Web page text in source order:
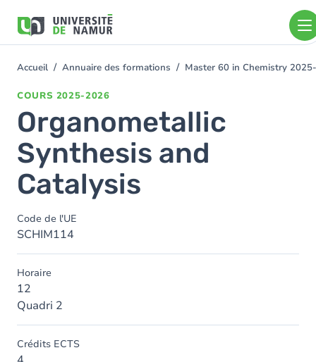
contenu
You
Accueil Annuaire des formations Master 60 in Chemistry
COURS 2025-2026
Organometallic
Synthesis and
Catalysis
Code de l'UE
SCHIM114
Horaire
12
Quadri 2
Crédits ECTS